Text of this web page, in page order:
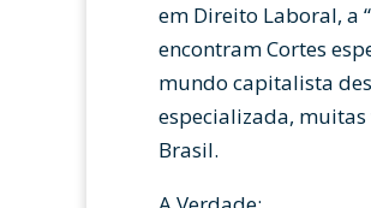
em Direito Laboral, a
encontram Cortes
mundo capitalista
especializada,
Brasil.